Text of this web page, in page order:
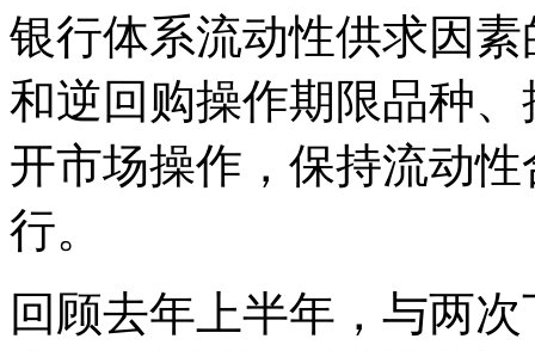
银行体系流动性供求因
和逆回购操作期限品种
开市场操作，保持流动
行。
回顾去年上半年，与两